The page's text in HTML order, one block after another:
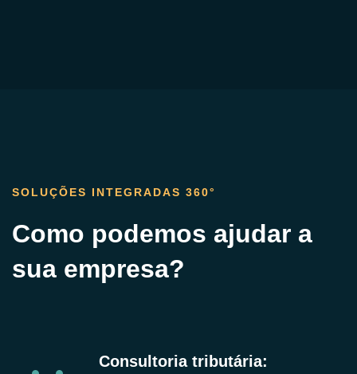
SOLUÇÕES INTEGRADAS360°
Como podemos ajudar a
sua empresa?
Consultoria tributária: